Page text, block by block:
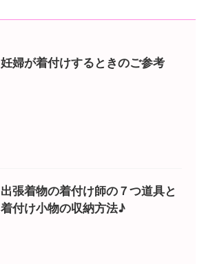
妊婦が着付けするときのご参考
出張着物の着付け師の７つ道具と
着付け小物の収納方法♪